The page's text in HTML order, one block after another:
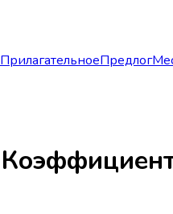
ПрилагательноеПредлог